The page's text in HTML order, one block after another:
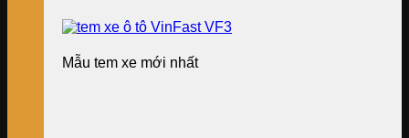
Mẫu tem xe mới nhất